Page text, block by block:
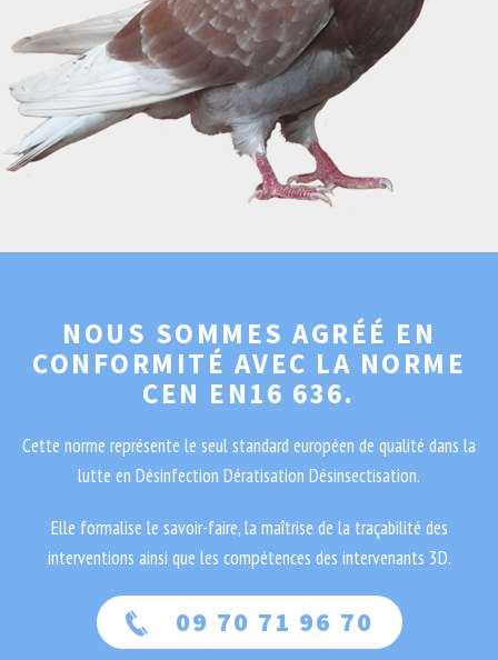
NOUS SOMMES AGRÉÉ EN
CONFORMITÉ AVEC LA NORME
CEN EN16 636.
Cette norme représente le seul standard européen de qualité dans la
lutte en Désinfection Dératisation Désinsectisation.
Elle formalise le savoir-faire, la maîtrise de la traçabilité des
interventions ainsi que les compétences des intervenants 3D.
09 70 71 96 70